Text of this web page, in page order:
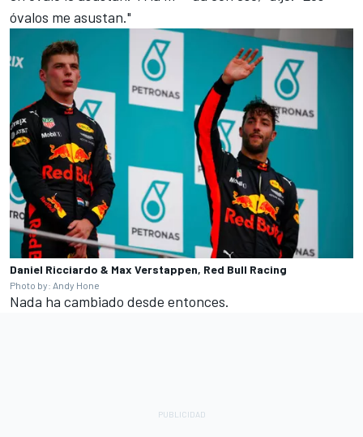
óvalos me asustan."
Daniel Ricciardo & Max Verstappen, Red Bull Racing
Photo by: Andy Hone
Nada ha cambiado desde entonces.